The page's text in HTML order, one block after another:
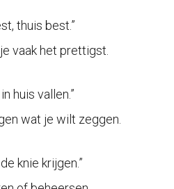
thuis best.”
vaak het prettigst.
huis vallen.”
wat je wilt zeggen.
knie krijgen.”